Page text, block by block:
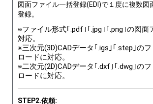
図面ファイル一括登録(EDI)で１度に複数図
登録。
※ファイル形式｢.pdf｣｢.jpg｣｢.png｣の図面
対応。
※三次元(3D)CADデータ｢.igs｣｢.step｣の
ロードに対応。
※二次元(2D)CADデータ｢.dxf｣｢.dwg｣の
ロードに対応。
STEP2.依頼: